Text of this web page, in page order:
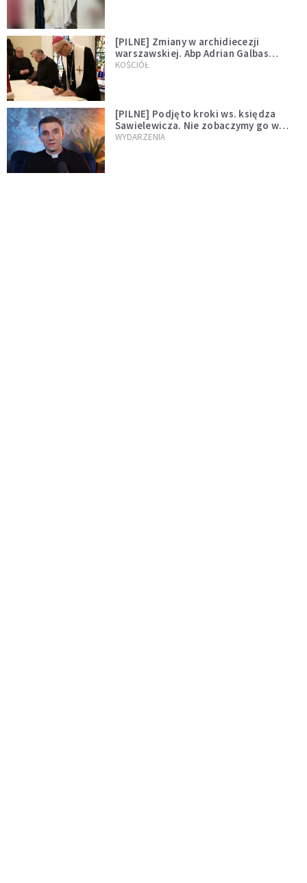
[PILNE] Zmiany w archidiecezji
warszawskiej. Abp Adrian Galbas
wręczył dekrety nowym proboszczom
KOŚCIÓŁ
[PILNE] Podjęto kroki ws. księdza
Sawielewicza. Nie zobaczymy go w
mediach
WYDARZENIA